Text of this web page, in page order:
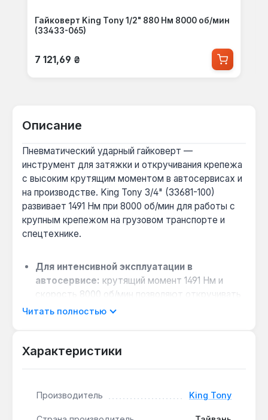
Гайковерт King Tony 1/2" 880 Нм 8000 об/мин
(33433-065)
Обычная цена:
7 121,69 ₴
Описание
Пневматический ударный гайковерт —
инструмент для затяжки и откручивания крепежа
с высоким крутящим моментом в автосервисах и
на производстве. King Tony 3/4" (33681-100)
развивает 1491 Нм при 8000 об/мин для работы с
крупным крепежом на грузовом транспорте и
спецтехнике.
Для интенсивной эксплуатации в
автосервисе: крутящий момент 1491 Нм и
скорость 8000 об/мин позволяют откручивать
закисшие гайки колёс грузовиков и автобусов
Выбор для работы с крупным крепежом:
от M12 до M30 — от аккуратной затяжки до
Читать полностью
Характеристики
Производитель King Tony